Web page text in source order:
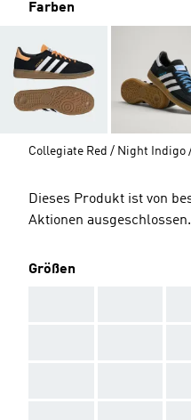
Farben
Collegiate Red / Night Indigo
Dieses Produkt ist von
Aktionen ausgeschlossen.
Größen